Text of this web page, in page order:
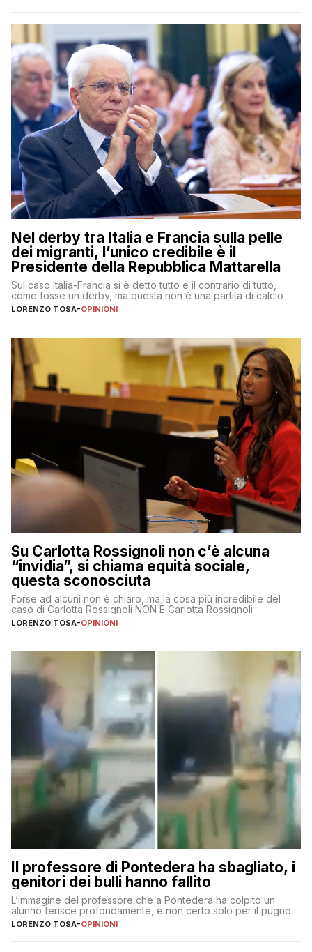
Nel derby tra Italia e Francia sulla pelle
dei migranti, l’unico credibile è il
Presidente della Repubblica Mattarella
Sul caso Italia-Francia si è detto tutto e il contrario di tutto,
come fosse un derby, ma questa non è una partita di calcio
LORENZO TOSA-OPINIONI
Su Carlotta Rossignoli non c’è alcuna
“invidia”, si chiama equità sociale,
questa sconosciuta
Forse ad alcuni non è chiaro, ma la cosa più incredibile del
caso di Carlotta Rossignoli NON È Carlotta Rossignoli
LORENZO TOSA-OPINIONI
Il professore di Pontedera ha sbagliato, i
genitori dei bulli hanno fallito
L’immagine del professore che a Pontedera ha colpito un
alunno ferisce profondamente, e non certo solo per il pugno
LORENZO TOSA-OPINIONI